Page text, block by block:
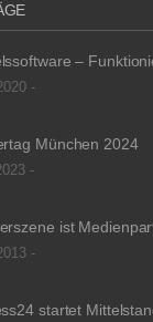
–
-
München 2024
-
ist
-
startet